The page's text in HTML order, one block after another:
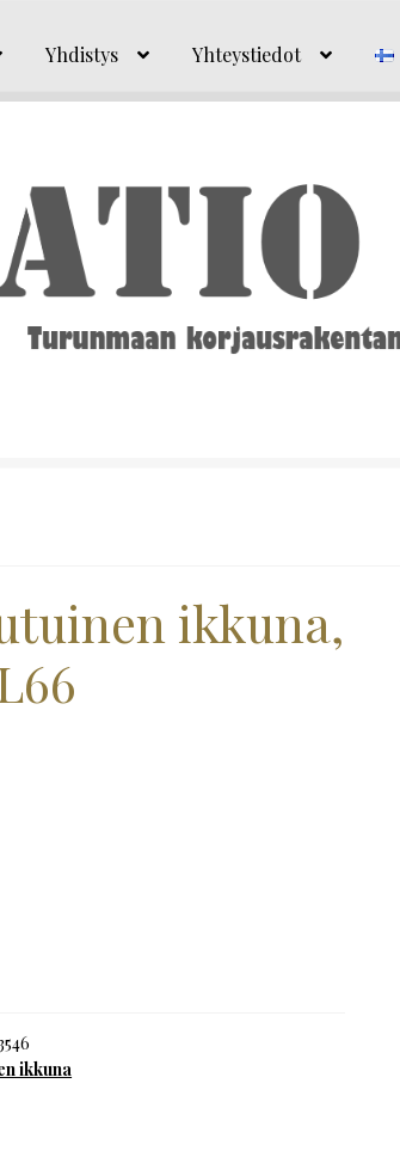
Yhdistys Yhteystiedot
ikkuna,
ikkuna